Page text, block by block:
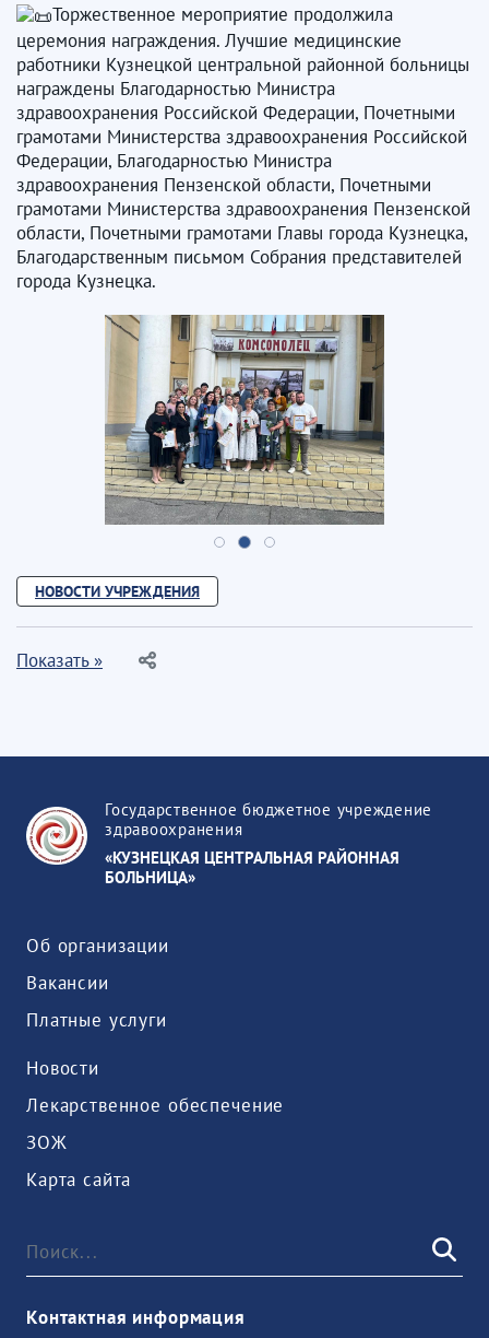
Торжественное мероприятие продолжила
церемония награждения. Лучшие медицинские
работники Кузнецкой центральной районной больницы
награждены Благодарностью Министра
здравоохранения Российской Федерации, Почетными
грамотами Министерства здравоохранения Российской
Федерации, Благодарностью Министра
здравоохранения Пензенской области, Почетными
грамотами Министерства здравоохранения Пензенской
области, Почетными грамотами Главы города Кузнецка,
Благодарственным письмом Собрания представителей
города Кузнецка.
НОВОСТИ УЧРЕЖДЕНИЯ
Показать »
Государственное бюджетное учреждение
здравоохранения
«КУЗНЕЦКАЯ ЦЕНТРАЛЬНАЯ РАЙОННАЯ
БОЛЬНИЦА»
Об организации
Вакансии
Платные услуги
Новости
Лекарственное обеспечение
ЗОЖ
Карта сайта
Контактная информация